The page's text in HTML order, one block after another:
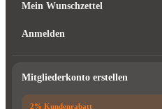
Mein Wunschzettel
Anmelden
Mitgliederkonto erstellen